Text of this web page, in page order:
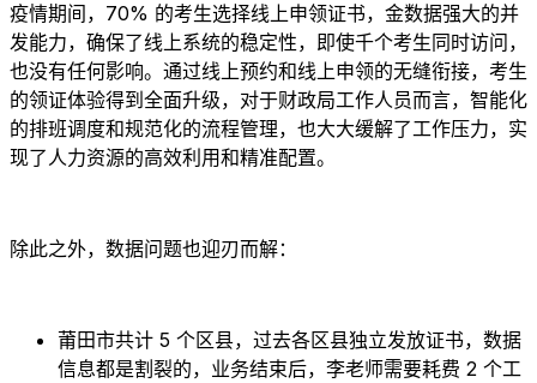
疫情期间，70% 的考生选择线上申领证书，金数据强大的并
发能力，确保了线上系统的稳定性，即使千个考生同时访问，
也没有任何影响。通过线上预约和线上申领的无缝衔接，考生
的领证体验得到全面升级，对于财政局工作人员而言，智能化
的排班调度和规范化的流程管理，也大大缓解了工作压力，实
现了人力资源的高效利用和精准配置。
除此之外，数据问题也迎刃而解：
莆田市共计 5 个区县，过去各区县独立发放证书，数据
信息都是割裂的，业务结束后，李老师需要耗费 2 个工